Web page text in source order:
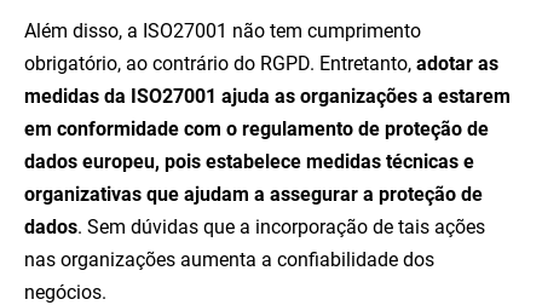
Além disso, a ISO27001 não tem cumprimento
obrigatório, ao contrário do RGPD. Entretanto, adotar as
medidas da ISO27001 ajuda as organizações a estarem
em conformidade com o regulamento de proteção de
dados europeu, pois estabelece medidas técnicas e
organizativas que ajudam a assegurar a proteção de
dados. Sem dúvidas que a incorporação de tais ações
nas organizações aumenta a confiabilidade dos
negócios.